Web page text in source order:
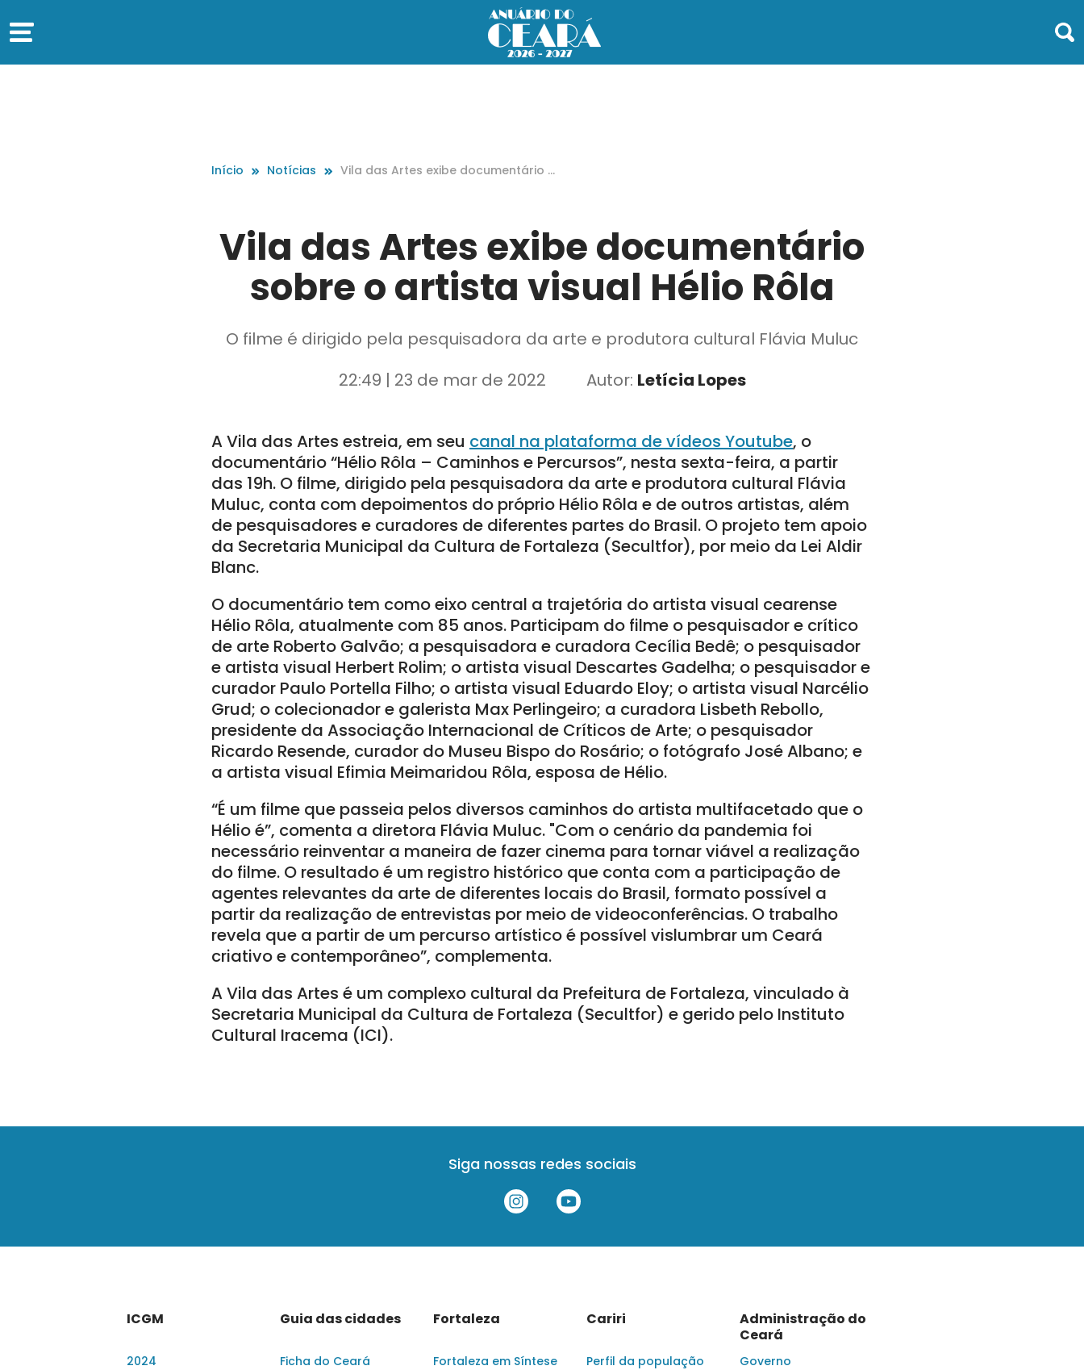
Início Notícias
Vila das Artes exibe documentário s
Vila das Artes exibe documentário
sobre o artista visual Hélio Rôla
O filme é dirigido pela pesquisadora da arte e produtora cultural Flávia Muluc
22:49 | 23 de mar de 2022
Autor: Letícia Lopes
A Vila das Artes estreia, em seu canal na plataforma de vídeos Youtube, o
documentário “Hélio Rôla – Caminhos e Percursos”, nesta sexta-feira, a partir
das 19h. O filme, dirigido pela pesquisadora da arte e produtora cultural Flávia
Muluc, conta com depoimentos do próprio Hélio Rôla e de outros artistas, além
de pesquisadores e curadores de diferentes partes do Brasil. O projeto tem apoio
da Secretaria Municipal da Cultura de Fortaleza (Secultfor), por meio da Lei Aldir
Blanc.
O documentário tem como eixo central a trajetória do artista visual cearense
Hélio Rôla, atualmente com 85 anos. Participam do filme o pesquisador e crítico
de arte Roberto Galvão; a pesquisadora e curadora Cecília Bedê; o pesquisador
e artista visual Herbert Rolim; o artista visual Descartes Gadelha; o pesquisador e
curador Paulo Portella Filho; o artista visual Eduardo Eloy; o artista visual Narcélio
Grud; o colecionador e galerista Max Perlingeiro; a curadora Lisbeth Rebollo,
presidente da Associação Internacional de Críticos de Arte; o pesquisador
Ricardo Resende, curador do Museu Bispo do Rosário; o fotógrafo José Albano; e
a artista visual Efimia Meimaridou Rôla, esposa de Hélio.
“É um filme que passeia pelos diversos caminhos do artista multifacetado que o
Hélio é”, comenta a diretora Flávia Muluc. "Com o cenário da pandemia foi
necessário reinventar a maneira de fazer cinema para tornar viável a realização
do filme. O resultado é um registro histórico que conta com a participação de
agentes relevantes da arte de diferentes locais do Brasil, formato possível a
partir da realização de entrevistas por meio de videoconferências. O trabalho
revela que a partir de um percurso artístico é possível vislumbrar um Ceará
criativo e contemporâneo”, complementa.
A Vila das Artes é um complexo cultural da Prefeitura de Fortaleza, vinculado à
Secretaria Municipal da Cultura de Fortaleza (Secultfor) e gerido pelo Instituto
Cultural Iracema (ICI).
Siga nossas redes sociais
ICGM
2024
Guia das cidades
Ficha do Ceará
Fortaleza
Fortaleza em Síntese
Cariri
Perfil da população
Administração do
Ceará
Governo